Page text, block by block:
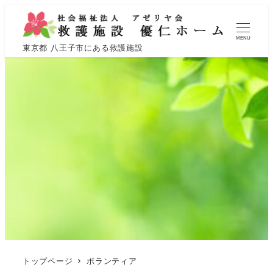
東京都 八王子市にある救護施設
MENU
トップページ ボランティア